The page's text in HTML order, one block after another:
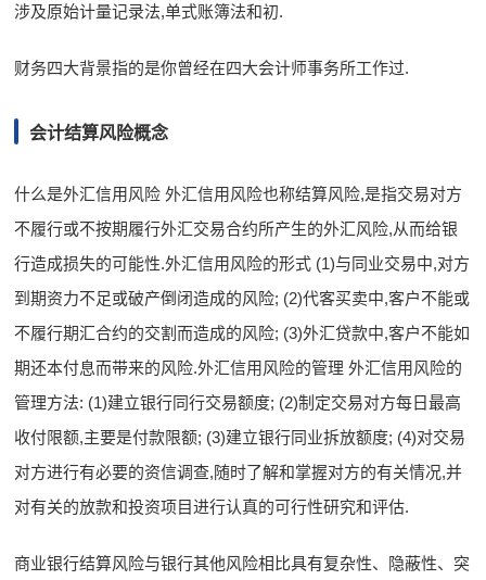
涉及原始计量记录法,单式账簿法和初.
财务四大背景指的是你曾经在四大会计师事务所工作过.
会计结算风险概念
什么是外汇信用风险 外汇信用风险也称结算风险,是指交易对方
不履行或不按期履行外汇交易合约所产生的外汇风险,从而给银
行造成损失的可能性.外汇信用风险的形式 (1)与同业交易中,对方
到期资力不足或破产倒闭造成的风险; (2)代客买卖中,客户不能或
不履行期汇合约的交割而造成的风险; (3)外汇贷款中,客户不能如
期还本付息而带来的风险.外汇信用风险的管理 外汇信用风险的
管理方法: (1)建立银行同行交易额度; (2)制定交易对方每日最高
收付限额,主要是付款限额; (3)建立银行同业拆放额度; (4)对交易
对方进行有必要的资信调查,随时了解和掌握对方的有关情况,并
对有关的放款和投资项目进行认真的可行性研究和评估.
商业银行结算风险与银行其他风险相比具有复杂性、隐蔽性、突